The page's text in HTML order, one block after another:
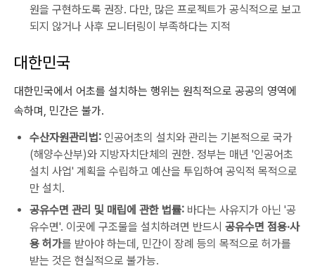
원을 구현하도록 권장. 다만, 많은 프로젝트가 공식적으로 보고
되지 않거나 사후 모니터링이 부족하다는 지적
대한민국
대한민국에서 어초를 설치하는 행위는 원칙적으로 공공의 영역에
속하며, 민간은 불가.
수산자원관리법: 인공어초의 설치와 관리는 기본적으로 국가
(해양수산부)와 지방자치단체의 권한. 정부는 매년 '인공어초
설치 사업' 계획을 수립하고 예산을 투입하여 공익적 목적으로
만 설치.
공유수면 관리 및 매립에 관한 법률: 바다는 사유지가 아닌 '공
유수면'. 이곳에 구조물을 설치하려면 반드시 공유수면 점용·사
용 허가를 받아야 하는데, 민간이 장례 등의 목적으로 허가를
받는 것은 현실적으로 불가능.